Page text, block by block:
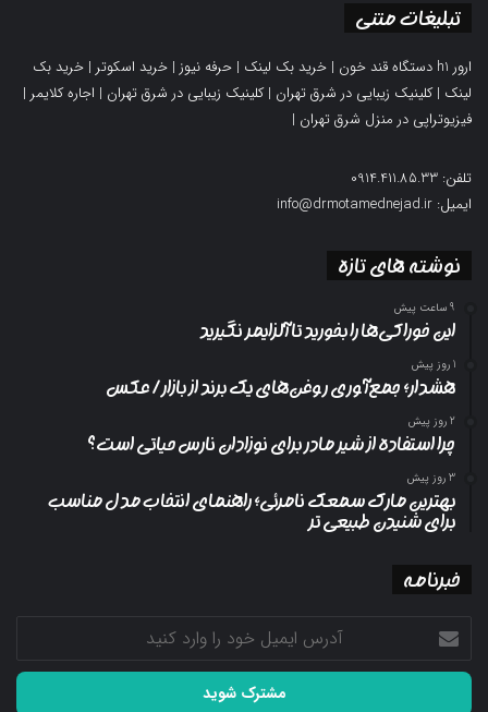
تبلیغات متنی
ارور h1 دستگاه قند خون | خرید بک لینک | حرفه نیوز | خرید اسکوتر | خرید بک
لینک |کلینیک زیبایی در شرق تهران |کلینیک زیبایی در شرق تهران | اجاره کلایمر |
فیزیوتراپی در منزل شرق تهران |
تلفن: 0914.411.85.33
ایمیل: info@drmotamednejad.ir
نوشته های تازه
9 ساعت پیش
این خوراکی‌ها را بخورید تا آلزایمر نگیرید
1 روز پیش
هشدار؛ جمع‌آوری روغن‌های یک برند از بازار/ عکس
2 روز پیش
چرا استفاده از شیر مادر برای نوزادان نارس حیاتی است؟
3 روز پیش
بهترین مارک سمعک نامرئی؛ راهنمای انتخاب مدل مناسب
برای شنیدن طبیعی تر
خبرنامه
آدرس
ایمیل
خود